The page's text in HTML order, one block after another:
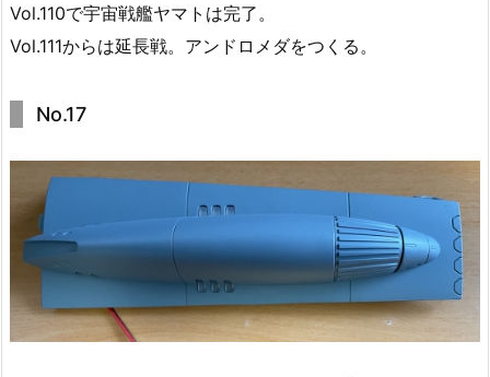
Vol.110で宇宙戦艦ヤマトは完了。
Vol.111からは延長戦。アンドロメダをつくる。
No.17